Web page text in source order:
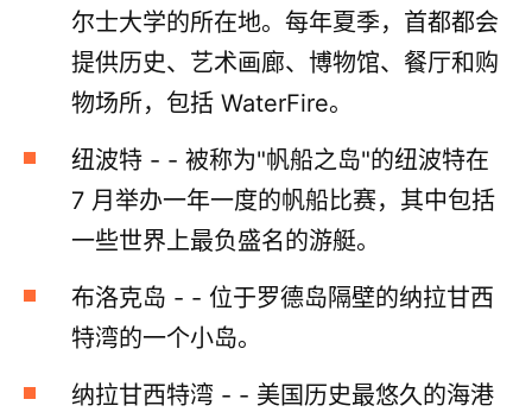
尔士大学的所在地。每年夏季，首都都会
提供历史、艺术画廊、博物馆、餐厅和购
物场所，包括 WaterFire。
纽波特 - - 被称为"帆船之岛"的纽波特在
7 月举办一年一度的帆船比赛，其中包括
一些世界上最负盛名的游艇。
布洛克岛 - - 位于罗德岛隔壁的纳拉甘西
特湾的一个小岛。
纳拉甘西特湾 - - 美国历史最悠久的海港